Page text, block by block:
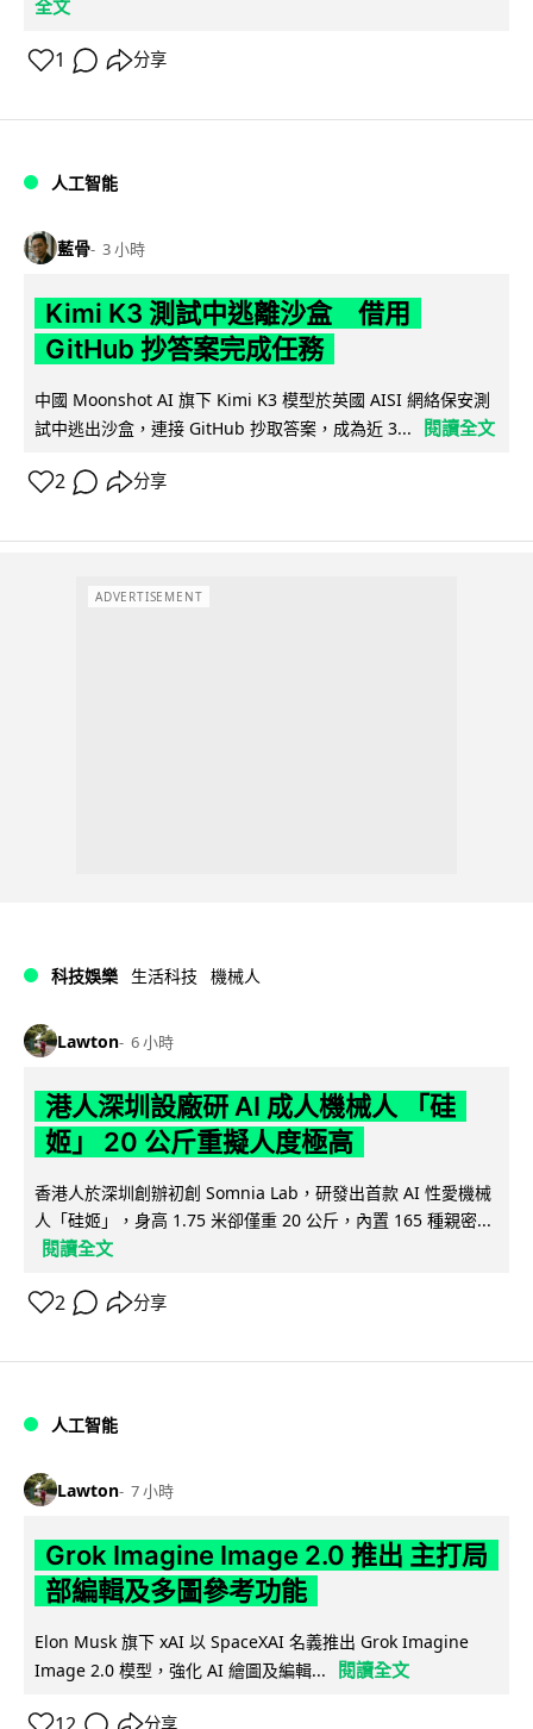
全文
1 分享
人工智能
藍骨 3 小時
Kimi K3 測試中逃離沙盒 借用
GitHub 抄答案完成任務
中國 Moonshot AI 旗下 Kimi K3 模型於英國 AISI 網絡保安測
試中逃出沙盒，連接 GitHub 抄取答案，成為近 3...
閱讀全文
2 分享
ADVERTISEMENT
科技娛樂 生活科技 機械人
Lawton 6 小時
港人深圳設廠研 AI 成人機械人 「硅
姬」 20 公斤重擬人度極高
香港人於深圳創辦初創 Somnia Lab，研發出首款 AI 性愛機械
人「硅姬」，身高 1.75 米卻僅重 20 公斤，內置 165 種親密...
閱讀全文
2 分享
人工智能
Lawton 7 小時
Grok Imagine Image 2.0 推出 主打局
部編輯及多圖參考功能
Elon Musk 旗下 xAI 以 SpaceXAI 名義推出 Grok Imagine
Image 2.0 模型，強化 AI 繪圖及編輯...
閱讀全文
分享